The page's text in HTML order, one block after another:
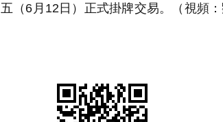
（6月12日）正式掛牌交易。（視頻